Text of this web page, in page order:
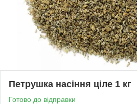
Петрушка насіння ціле 1 кг
Готово до відправки